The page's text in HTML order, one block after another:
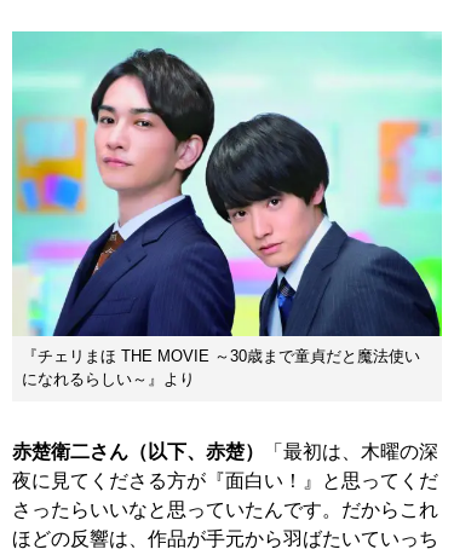
『チェリまほ THE MOVIE ～30歳まで童貞だと魔法使い
になれるらしい～』より
赤楚衛二さん（以下、赤楚）
「最初は、木曜の深
夜に見てくださる方が『面白い！』と思ってくだ
さったらいいなと思っていたんです。だからこれ
ほどの反響は、作品が手元から羽ばたいていっち